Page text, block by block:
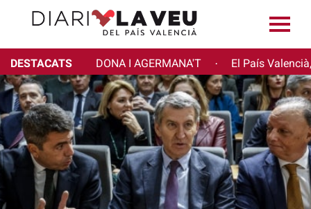
DESTACATS DONA I AGERMANA'T · El País